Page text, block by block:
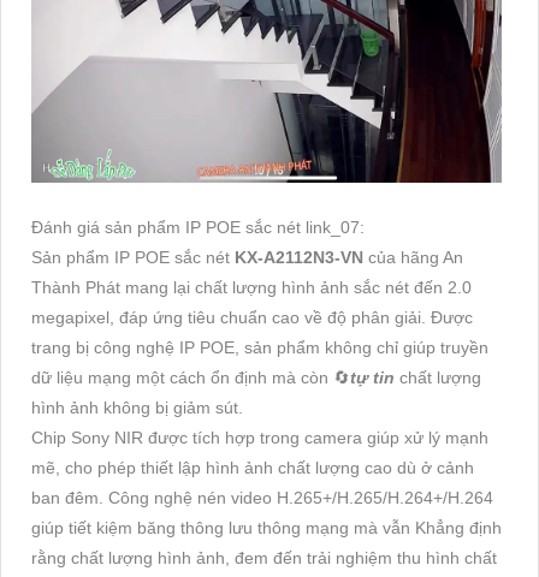
Đánh giá sản phẩm IP POE sắc nét link_07:
Sản phẩm IP POE sắc nét KX-A2112N3-VN của hãng An
Thành Phát mang lại chất lượng hình ảnh sắc nét đến 2.0
megapixel, đáp ứng tiêu chuẩn cao về độ phân giải. Được
trang bị công nghệ IP POE, sản phẩm không chỉ giúp truyền
dữ liệu mạng một cách ổn định mà còn 🔄tự tin chất lượng
hình ảnh không bị giảm sút.
Chip Sony NIR được tích hợp trong camera giúp xử lý mạnh
mẽ, cho phép thiết lập hình ảnh chất lượng cao dù ở cảnh
ban đêm. Công nghệ nén video H.265+/H.265/H.264+/H.264
giúp tiết kiệm băng thông lưu thông mạng mà vẫn Khẳng định
rằng chất lượng hình ảnh, đem đến trải nghiệm thu hình chất